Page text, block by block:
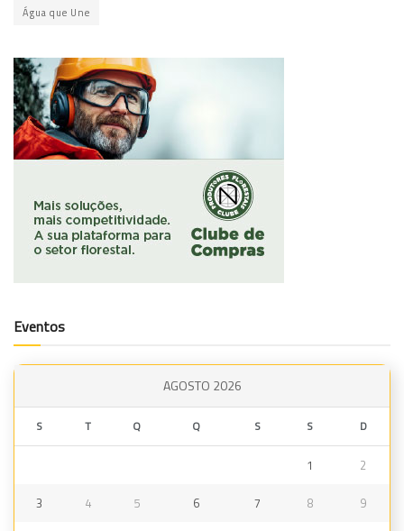
Água que Une
Eventos
AGOSTO 2026
S T Q Q S S D
1 2
3 4 5 6 7 8 9